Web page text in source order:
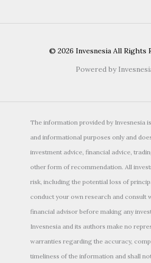
© 2026 Invesnesia All Rights
Powered by
The information provided by Invesnesia
and informational purposes only and
investment advice, financial advice,
other form of recommendation. All
risk, including the potential loss of
conduct your own research and consult
financial advisor before making any
Invesnesia and its authors make no
warranties regarding the accuracy,
timeliness of the information and shall